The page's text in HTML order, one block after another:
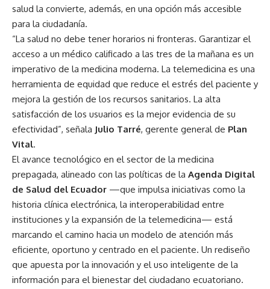
salud la convierte, además, en una opción más accesible
para la ciudadanía.
“La salud no debe tener horarios ni fronteras. Garantizar el
acceso a un médico calificado a las tres de la mañana es un
imperativo de la medicina moderna. La telemedicina es una
herramienta de equidad que reduce el estrés del paciente y
mejora la gestión de los recursos sanitarios. La alta
satisfacción de los usuarios es la mejor evidencia de su
efectividad”, señala Julio Tarré, gerente general de Plan
Vital.
El avance tecnológico en el sector de la medicina
prepagada, alineado con las políticas de la Agenda Digital
de Salud del Ecuador —que impulsa iniciativas como la
historia clínica electrónica, la interoperabilidad entre
instituciones y la expansión de la telemedicina— está
marcando el camino hacia un modelo de atención más
eficiente, oportuno y centrado en el paciente. Un rediseño
que apuesta por la innovación y el uso inteligente de la
información para el bienestar del ciudadano ecuatoriano.